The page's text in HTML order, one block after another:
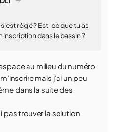
réglé? Est-ce que tu as
dans le bassin ?
au milieu du numéro
mais j’ai un peu
dans la suite des
pas trouver la solution